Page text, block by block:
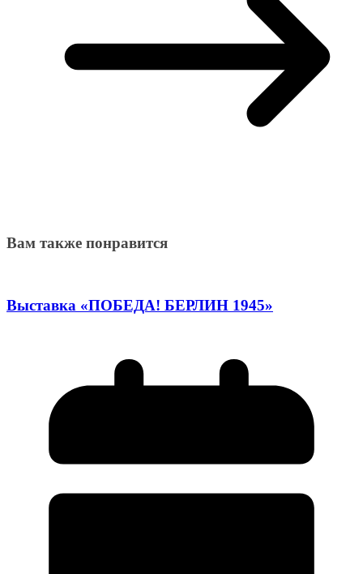
Вам также понравится
Выставка «ПОБЕДА! БЕРЛИН 1945»